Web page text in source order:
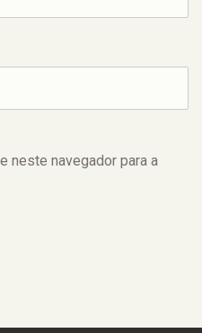
neste navegador para a